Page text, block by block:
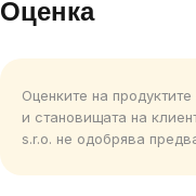
Оценка
Оценките на
и становищата на
s.r.o. не одобрява